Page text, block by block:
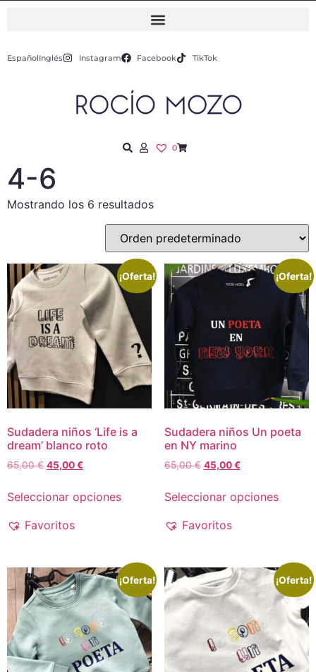
EspañolInglés Instagram Facebook TikTok
0
4-6
Mostrando los 6 resultados
¡Oferta!
Sudadera niños ‘Life is a
dream’ blanco roto
65,00€ 45,00€
Seleccionar opciones
Favoritos
¡Oferta!
Sudadera niños Un poeta
en NY marino
65,00€ 45,00€
Seleccionar opciones
Favoritos
¡Oferta! ¡Oferta!